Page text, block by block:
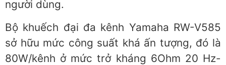
người dùng.
Bộ khuếch đại đa kênh Yamaha RW-V585
sở hữu mức công suất khá ấn tượng, đó là
80W/kênh ở mức trở kháng 6Ohm 20 Hz-